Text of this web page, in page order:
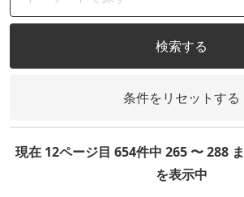
検索する
条件をリセットする
現在 12ページ目 654件中 265 〜 288
を表示中